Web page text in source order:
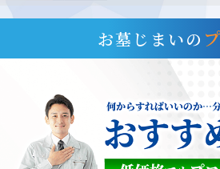
お墓じまいの